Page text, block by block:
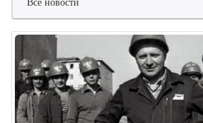
Все новости